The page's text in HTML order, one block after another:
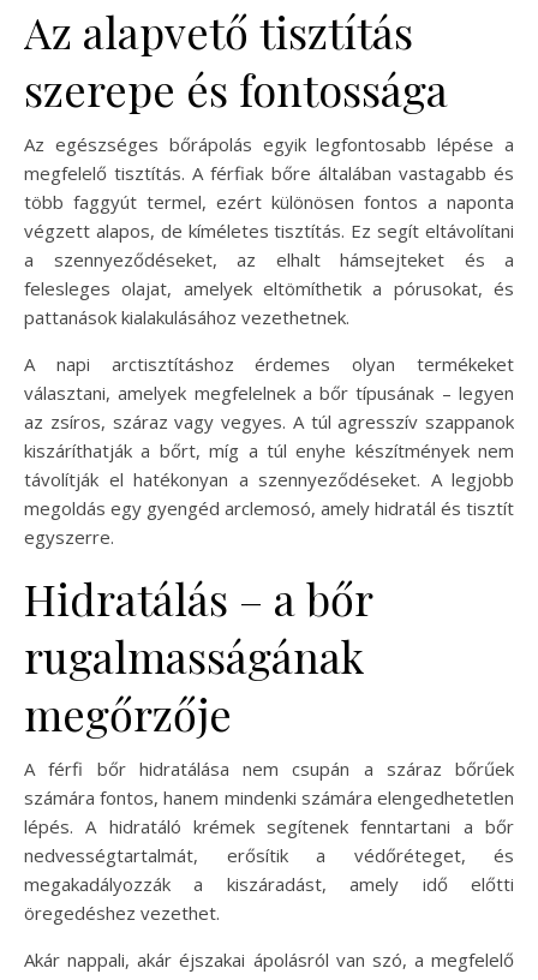
Az alapvető tisztítás
szerepe és fontossága
Az egészséges bőrápolás egyik legfontosabb lépése a
megfelelő tisztítás. A férfiak bőre általában vastagabb és
több faggyút termel, ezért különösen fontos a naponta
végzett alapos, de kíméletes tisztítás. Ez segít eltávolítani
a szennyeződéseket, az elhalt hámsejteket és a
felesleges olajat, amelyek eltömíthetik a pórusokat, és
pattanások kialakulásához vezethetnek.
A napi arctisztításhoz érdemes olyan termékeket
választani, amelyek megfelelnek a bőr típusának – legyen
az zsíros, száraz vagy vegyes. A túl agresszív szappanok
kiszáríthatják a bőrt, míg a túl enyhe készítmények nem
távolítják el hatékonyan a szennyeződéseket. A legjobb
megoldás egy gyengéd arclemosó, amely hidratál és tisztít
egyszerre.
Hidratálás – a bőr
rugalmasságának
megőrzője
A férfi bőr hidratálása nem csupán a száraz bőrűek
számára fontos, hanem mindenki számára elengedhetetlen
lépés. A hidratáló krémek segítenek fenntartani a bőr
nedvességtartalmát, erősítik a védőréteget, és
megakadályozzák a kiszáradást, amely idő előtti
öregedéshez vezethet.
Akár nappali, akár éjszakai ápolásról van szó, a megfelelő